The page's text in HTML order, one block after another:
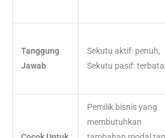
Tanggung
Jawab
Sekutu aktif: penuh,
Sekutu pasif:
Pemilik bisnis yang
membutuhkan